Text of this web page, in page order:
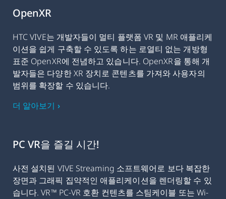
OpenXR
HTC VIVE는 개발자들이 멀티 플랫폼 VR 및 MR 애플리케
이션을 쉽게 구축할 수 있도록 하는 로열티 없는 개방형
표준 OpenXR에 전념하고 있습니다. OpenXR을 통해 개
발자들은 다양한 XR 장치로 콘텐츠를 가져와 사용자의
범위를 확장할 수 있습니다.
더 알아보기 ›
PC VR을 즐길 시간!
사전 설치된 VIVE Streaming 소프트웨어로 보다 복잡한
장면과 그래픽 집약적인 애플리케이션을 렌더링할 수 있
습니다. VR™ PC-VR 호환 컨텐츠를 스팀케이블 또는 Wi-